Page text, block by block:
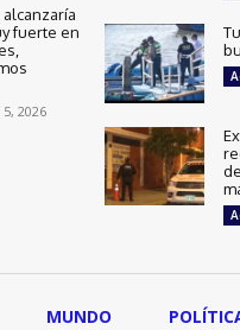
fuerte en
2026
MUNDO